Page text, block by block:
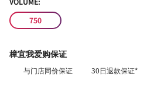
750
樟宜我爱购保证
与门店同价保证 30日退款保证*